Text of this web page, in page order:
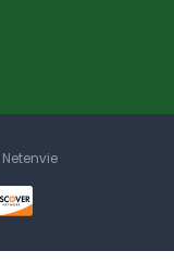
Netenvie